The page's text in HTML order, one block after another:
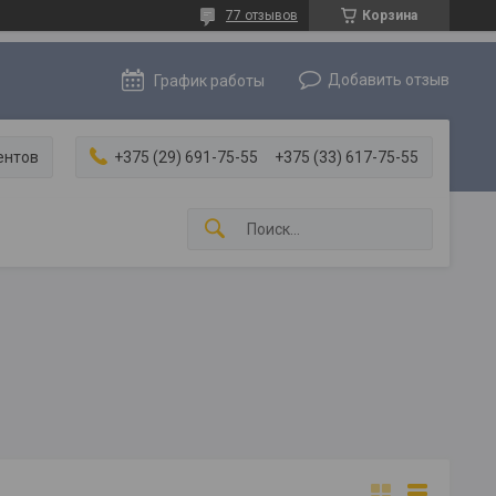
Корзина
77 отзывов
График работы Добавить отзыв
+375 (29) 691-75-55 +375 (33) 617-75-55